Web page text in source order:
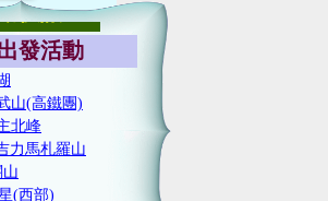
>
發活動
山(高鐵團)
北峰
力馬札羅山
(西部)